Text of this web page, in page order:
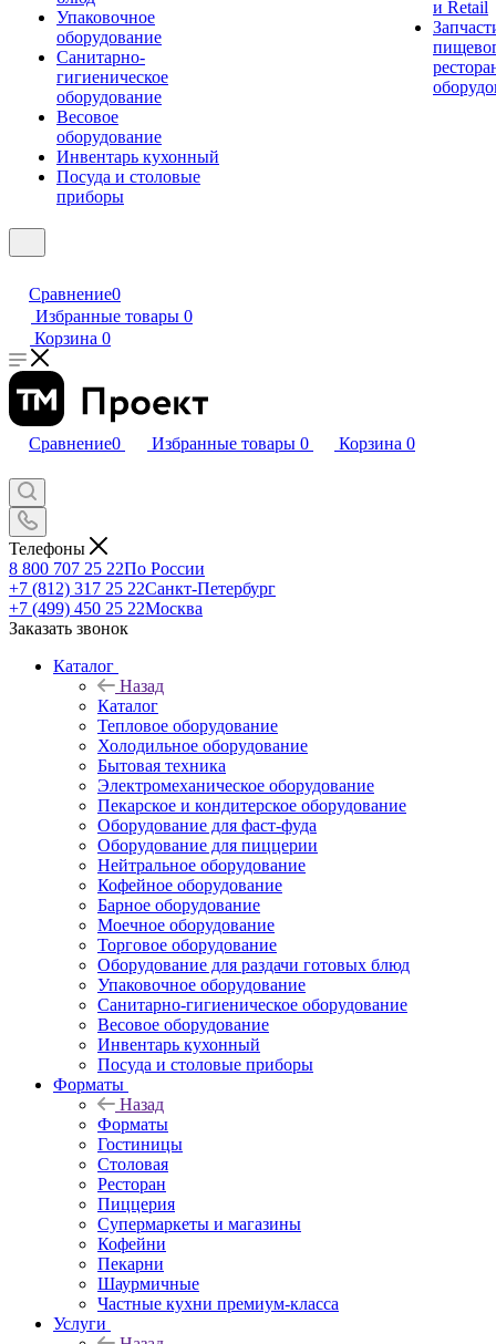
Упаковочное
оборудование
Санитарно-
гигиеническое
оборудование
Весовое
оборудование
Инвентарь кухонный
Посуда и столовые
приборы
и Retail
Сравнение0
Избранные товары 0
Корзина 0
Сравнение0 Избранные товары 0 Корзина 0
Телефоны
8 800 707 25 22По России
+7 (812) 317 25 22Санкт-Петербург
+7 (499) 450 25 22Москва
Заказать звонок
Каталог
Назад
Каталог
Тепловое оборудование
Холодильное оборудование
Бытовая техника
Электромеханическое оборудование
Пекарское и кондитерское оборудование
Оборудование для фаст-фуда
Оборудование для пиццерии
Нейтральное оборудование
Кофейное оборудование
Барное оборудование
Моечное оборудование
Торговое оборудование
Оборудование для раздачи готовых блюд
Упаковочное оборудование
Санитарно-гигиеническое оборудование
Весовое оборудование
Инвентарь кухонный
Посуда и столовые приборы
Форматы
Назад
Форматы
Гостиницы
Столовая
Ресторан
Пиццерия
Супермаркеты и магазины
Кофейни
Пекарни
Шаурмичные
Частные кухни премиум-класса
Услуги